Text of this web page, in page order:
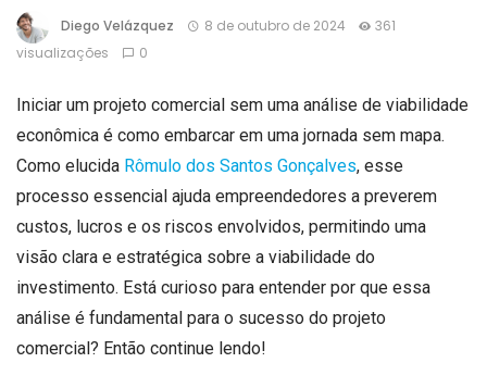
Diego Velázquez 8 de outubro de 2024
361
visualizações
0
Iniciar um projeto comercial sem uma análise de viabilidade
econômica é como embarcar em uma jornada sem mapa.
Como elucida Rômulo dos Santos Gonçalves, esse
processo essencial ajuda empreendedores a preverem
custos, lucros e os riscos envolvidos, permitindo uma
visão clara e estratégica sobre a viabilidade do
investimento. Está curioso para entender por que essa
análise é fundamental para o sucesso do projeto
comercial? Então continue lendo!